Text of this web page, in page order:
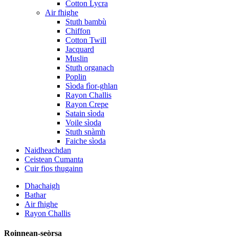
Cotton Lycra
Air fhighe
Stuth bambù
Chiffon
Cotton Twill
Jacquard
Muslin
Stuth organach
Poplin
Sìoda fìor-ghlan
Rayon Challis
Rayon Crepe
Satain sìoda
Voile sìoda
Stuth snàmh
Faiche sìoda
Naidheachdan
Ceistean Cumanta
Cuir fios thugainn
Dhachaigh
Bathar
Air fhighe
Rayon Challis
Roinnean-seòrsa